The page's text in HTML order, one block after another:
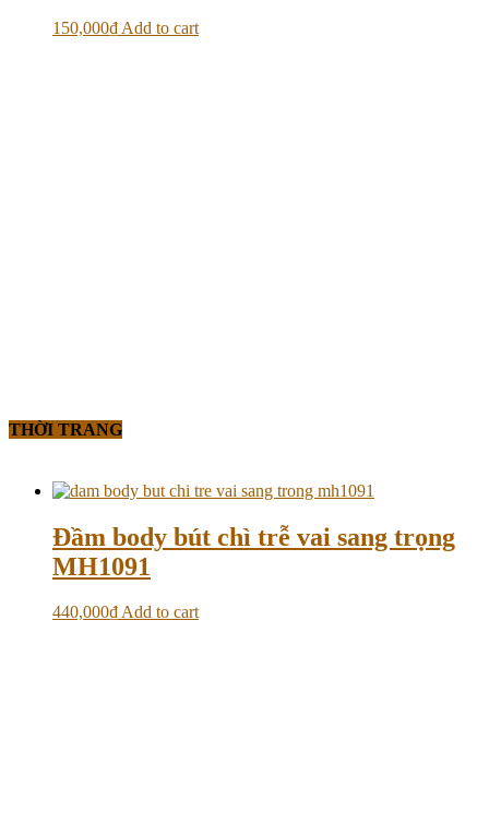
150,000₫ Add to cart
THỜI TRANG
Đầm body bút chì trễ vai sang trọng
MH1091
440,000₫Add to cart